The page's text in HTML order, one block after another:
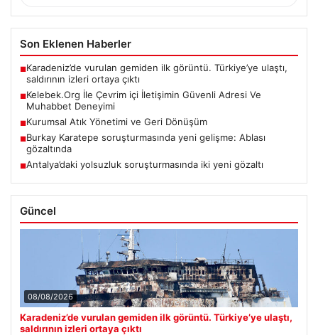
Son Eklenen Haberler
■Karadeniz’de vurulan gemiden ilk görüntü. Türkiye’ye ulaştı,
saldırının izleri ortaya çıktı
■Kelebek.Org İle Çevrim içi İletişimin Güvenli Adresi Ve
Muhabbet Deneyimi
■Kurumsal Atık Yönetimi ve Geri Dönüşüm
■Burkay Karatepe soruşturmasında yeni gelişme: Ablası
gözaltında
■Antalya’daki yolsuzluk soruşturmasında iki yeni gözaltı
Güncel
08/08/2026
Karadeniz’de vurulan gemiden ilk görüntü. Türkiye’ye ulaştı,
saldırının izleri ortaya çıktı